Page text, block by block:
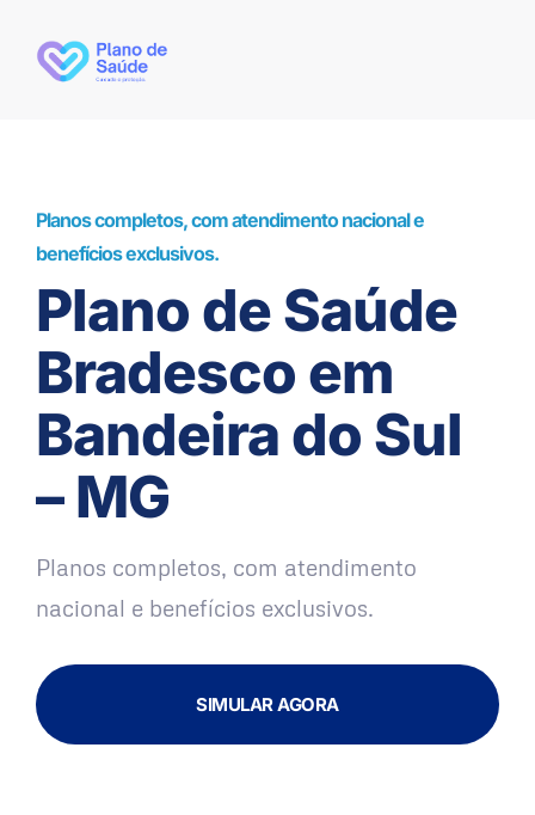
Planos completos, com atendimento nacional e
benefícios exclusivos.
Plano de Saúde
Bradesco em
Bandeira do Sul
– MG
Planos completos, com atendimento
nacional e benefícios exclusivos.
SIMULAR AGORA